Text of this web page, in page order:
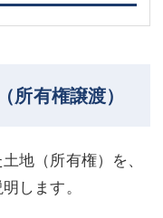
有権譲渡）
地（所有権）を、
します。